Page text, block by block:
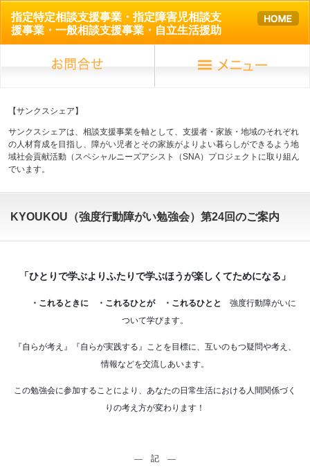
指定特定相談支援事業・指定障害児相談支
援事業・一般相談支援事業・自立生活援助
【サンクスシェア】
サンクスシェアは、相談支援事業を軸として、支援者・家族・地域のそれぞれ
の人材育成を目指し、障がい児者とその家族がよりよい暮らしができるよう地
域社会貢献活動（スペシャルニーズアシスト（SNA）プロジェクトに取り組ん
でいます。
KYOUKOU（強度行動障がい勉強会）第24回のご案内
「ひとりで学ぶよりふたりで学ぶほうが楽しくてためになる」
・これるときに ・これるひとが ・これるひとと
強度行動障がいに
ついて学びます。
『自らが考え』『自らが実践する』ことを目標に、互いのもつ疑問や考え、
情報などを交流しあいます。
この勉強会に参加することにより、あなたの日常生活における人間関係づく
りの考え方が変わります！
― 記 ―